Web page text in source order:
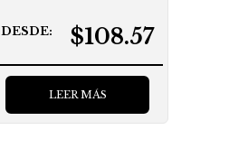
DESDE: $108.57
LEER MÁS